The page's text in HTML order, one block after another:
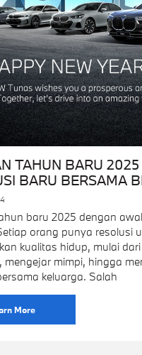
TAHUN BARU
BARU BERSAMA
baru 2025 dengan
orang punya resolusi
kualitas hidup, mulai
mengejar mimpi, hingga
keluarga. Salah
More